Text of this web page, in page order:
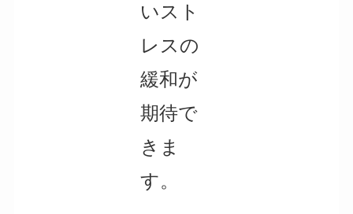
いスト
レスの
緩和が
期待で
きま
す。